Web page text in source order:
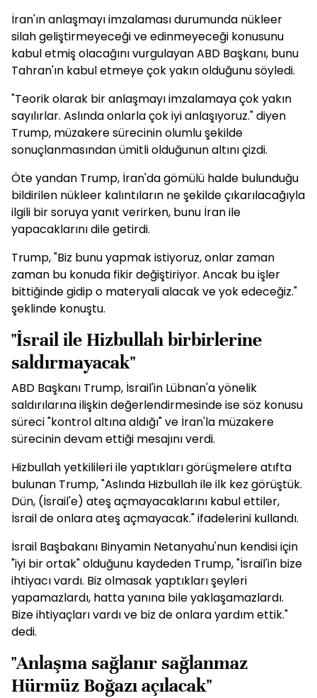
İran'ın anlaşmayı imzalaması durumunda nükleer
silah geliştirmeyeceği ve edinmeyeceği konusunu
kabul etmiş olacağını vurgulayan ABD Başkanı, bunu
Tahran'ın kabul etmeye çok yakın olduğunu söyledi.
"Teorik olarak bir anlaşmayı imzalamaya çok yakın
sayılırlar. Aslında onlarla çok iyi anlaşıyoruz." diyen
Trump, müzakere sürecinin olumlu şekilde
sonuçlanmasından ümitli olduğunun altını çizdi.
Öte yandan Trump, İran'da gömülü halde bulunduğu
bildirilen nükleer kalıntıların ne şekilde çıkarılacağıyla
ilgili bir soruya yanıt verirken, bunu İran ile
yapacaklarını dile getirdi.
Trump, "Biz bunu yapmak istiyoruz, onlar zaman
zaman bu konuda fikir değiştiriyor. Ancak bu işler
bittiğinde gidip o materyali alacak ve yok edeceğiz."
şeklinde konuştu.
"İsrail ile Hizbullah birbirlerine
saldırmayacak"
ABD Başkanı Trump, İsrail'in Lübnan'a yönelik
saldırılarına ilişkin değerlendirmesinde ise söz konusu
süreci "kontrol altına aldığı" ve İran'la müzakere
sürecinin devam ettiği mesajını verdi.
Hizbullah yetkilileri ile yaptıkları görüşmelere atıfta
bulunan Trump, "Aslında Hizbullah ile ilk kez görüştük.
Dün, (İsrail'e) ateş açmayacaklarını kabul ettiler,
İsrail de onlara ateş açmayacak." ifadelerini kullandı.
İsrail Başbakanı Binyamin Netanyahu'nun kendisi için
"iyi bir ortak" olduğunu kaydeden Trump, "İsrail'in bize
ihtiyacı vardı. Biz olmasak yaptıkları şeyleri
yapamazlardı, hatta yanına bile yaklaşamazlardı.
Bize ihtiyaçları vardı ve biz de onlara yardım ettik."
dedi.
"Anlaşma sağlanır sağlanmaz
Hürmüz Boğazı açılacak"